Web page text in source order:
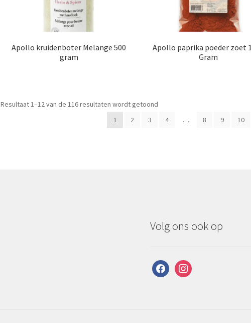
Apollo kruidenboter Melange 500
gram
Apollo paprika poeder zoet
Gram
Resultaat 1–12 van de 116 resultaten wordt getoond
1
2 3 4 … 8 9 10
Volg ons ook op
facebookinstagram